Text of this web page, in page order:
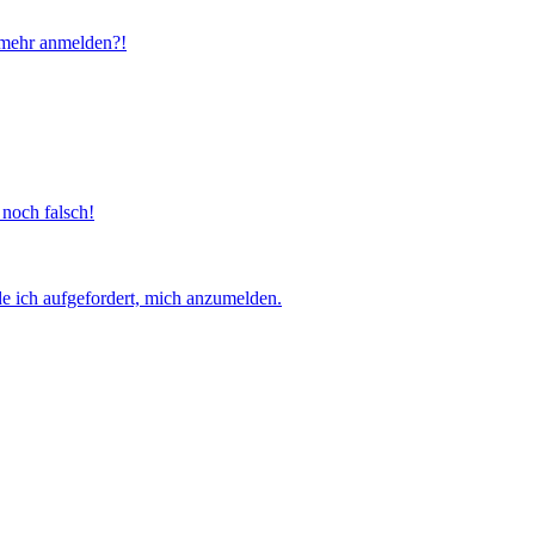
anmelden?!
falsch!
ich aufgefordert, mich anzumelden.